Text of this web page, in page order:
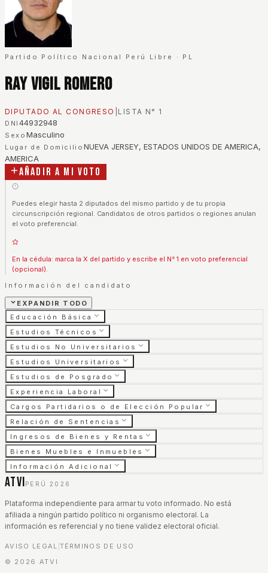
Partido Político Nacional Perú Libre · PL
Ray Vigil Romero
DIPUTADO AL CONGRESO LISTA N° 1
DNI 44932948
Sexo Masculino
Lugar de Domicilio NUEVA JERSEY, ESTADOS UNIDOS DE AMERICA,
AMERICA
Añadir a mi voto
Puedes elegir hasta 2 diputados del mismo partido y de tu propia
circunscripción regional. Candidatos de otros partidos o regiones anulan
el voto preferencial.
En la cédula: marca la X del partido y escribe el N° 1 en voto preferencial
(opcional).
Información del candidato
EXPANDIR TODO
Educación Básica
Estudios Técnicos
Estudios No Universitarios
Estudios Universitarios
Estudios de Posgrado
Experiencia Laboral
Cargos Partidarios o de Elección Popular
Relación de Sentencias
Ingresos de Bienes y Rentas
Bienes Muebles e Inmuebles
Información Adicional
ATVI PERÚ 2026
Plataforma independiente para armar tu voto informado. No está
afiliada a ningún partido político ni organismo electoral. La
información es referencial y no tiene validez electoral oficial.
AVISO LEGAL TÉRMINOS DE USO
© 2026 ATVI